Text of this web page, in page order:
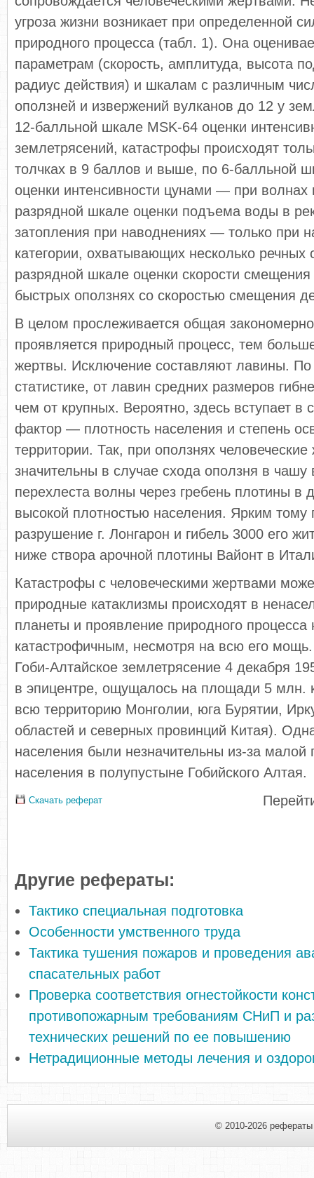
угроза жизни возникает при определенной
природного процесса (табл. 1). Она
параметрам (скорость, амплитуда, высота
радиус действия) и шкалам с различным
оползней и извержений вулканов до 12 у
12-балльной шкале MSK-64 оценки
землетрясений, катастрофы происходят
толчках в 9 баллов и выше, по 6-балльной
оценки интенсивности цунами — при
разрядной шкале оценки подъема воды в
затопления при наводнениях — только при
категории, охватывающих несколько речных
разрядной шкале оценки скорости
быстрых оползнях со скоростью смещения
В целом прослеживается общая
проявляется природный процесс, тем
жертвы. Исключение составляют лавины. По
статистике, от лавин средних размеров
чем от крупных. Вероятно, здесь вступает в
фактор — плотность населения и степень
территории. Так, при оползнях
значительны в случае схода оползня в
перехлеста волны через гребень плотины в
высокой плотностью населения. Ярким тому
разрушение г. Лонгарон и гибель 3000 его
ниже створа арочной плотины Вайонт в
Катастрофы с человеческими жертвами
природные катаклизмы происходят в
планеты и проявление природного процесса
катастрофичным, несмотря на всю его
Гоби-Алтайское землетрясение 4 декабря
в эпицентре, ощущалось на площади 5 млн.
всю территорию Монголии, юга Бурятии,
областей и северных провинций Китая).
населения были незначительны из-за малой
населения в полупустыне Гобийского Алтая.
Скачать реферат
Другие рефераты:
Тактико специальная подготовка
Особенности умственного труда
Тактика тушения пожаров и проведения
спасательных работ
Проверка соответствия огнестойкости
противопожарным требованиям СНиП и
технических решений по ее повышению
Нетрадиционные методы лечения и
© 2010-2026 рефераты